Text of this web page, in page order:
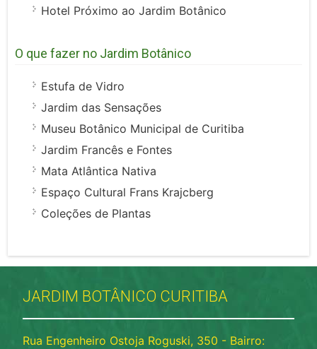
Hotel Próximo ao Jardim Botânico
O que fazer no Jardim Botânico
Estufa de Vidro
Jardim das Sensações
Museu Botânico Municipal de Curitiba
Jardim Francês e Fontes
Mata Atlântica Nativa
Espaço Cultural Frans Krajcberg
Coleções de Plantas
JARDIM BOTÂNICO CURITIBA
Rua Engenheiro Ostoja Roguski, 350 - Bairro: